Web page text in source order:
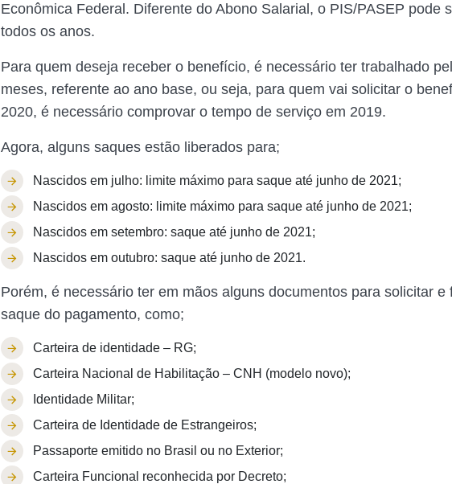
Econômica Federal. Diferente do Abono Salarial, o PIS/PASEP pode
todos os anos.
Para quem deseja receber o benefício, é necessário ter trabalhado
meses, referente ao ano base, ou seja, para quem vai solicitar o
2020, é necessário comprovar o tempo de serviço em 2019.
Agora, alguns saques estão liberados para;
Nascidos em julho: limite máximo para saque até junho de 2021;
Nascidos em agosto: limite máximo para saque até junho de 2021;
Nascidos em setembro: saque até junho de 2021;
Nascidos em outubro: saque até junho de 2021.
Porém, é necessário ter em mãos alguns documentos para solicitar e
saque do pagamento, como;
Carteira de identidade – RG;
Carteira Nacional de Habilitação – CNH (modelo novo);
Identidade Militar;
Carteira de Identidade de Estrangeiros;
Passaporte emitido no Brasil ou no Exterior;
Carteira Funcional reconhecida por Decreto;